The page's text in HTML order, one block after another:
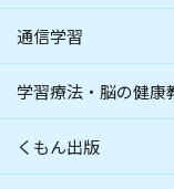
通信学習
学習療法・脳の健
くもん出版